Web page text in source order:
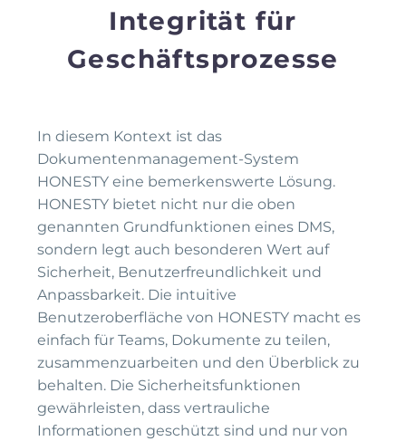
Integrität für
Geschäftsprozesse
In diesem Kontext ist das
Dokumentenmanagement-System
HONESTY eine bemerkenswerte Lösung.
HONESTY bietet nicht nur die oben
genannten Grundfunktionen eines DMS,
sondern legt auch besonderen Wert auf
Sicherheit, Benutzerfreundlichkeit und
Anpassbarkeit. Die intuitive
Benutzeroberfläche von HONESTY macht es
einfach für Teams, Dokumente zu teilen,
zusammenzuarbeiten und den Überblick zu
behalten. Die Sicherheitsfunktionen
gewährleisten, dass vertrauliche
Informationen geschützt sind und nur von